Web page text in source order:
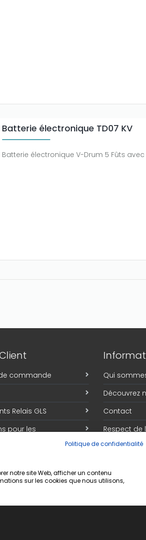
Batterie électronique TD07 KV
Batterie électronique V-Drum 5 Fûts
commande
Relais GLS
pour les
Qui
Découvrez
Contact
Respect de
Conditions
Politique de confidentialité
notre site Web, afficher un contenu
sur les cookies que nous utilisons,